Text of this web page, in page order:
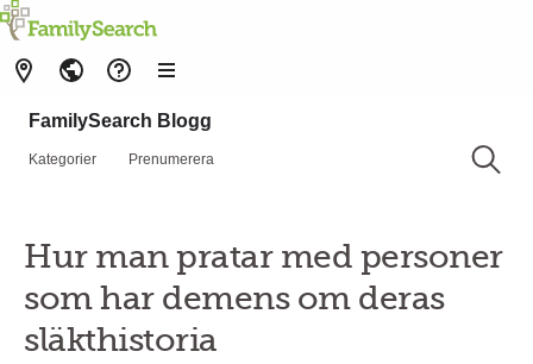
FamilySearch Blogg
Kategorier Prenumerera
Hur man pratar med personer
som har demens om deras
släkthistoria